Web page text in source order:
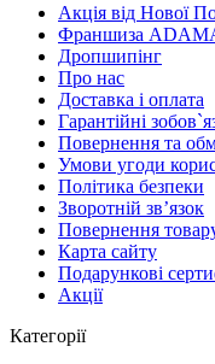
Акція від Нової
Франшиза
Дропшипінг
Про нас
Доставка і оплата
Гарантійні
Повернення та
Умови угоди
Політика безпеки
Зворотній зв’язок
Повернення
Карта сайту
Подарункові
Акції
Категорії